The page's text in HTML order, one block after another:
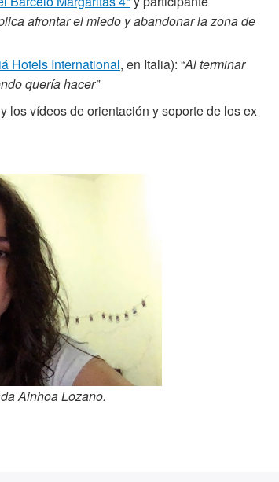
afrontar el miedo y abandonar la zona de
Hotels International, en Italia): “Al terminar
quería hacer”
los vídeos de orientación y soporte de los ex
Ainhoa Lozano.